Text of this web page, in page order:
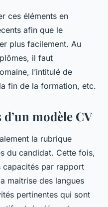
ces éléments en
afin que le
plus facilement. Au
il faut
l’intitulé de
fin de la formation, etc.
modèle CV
la rubrique
du candidat. Cette fois,
par rapport
maitrise des langues
pertinentes qui sont